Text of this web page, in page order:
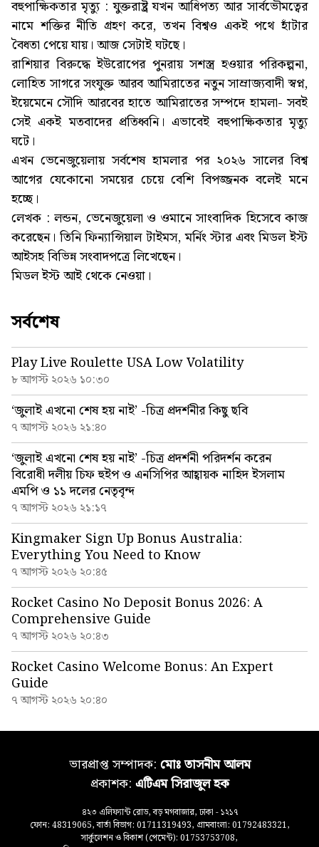
বহুপাক্ষিকতার মৃত্যু : যুক্তরাষ্ট্র যখন আধিপত্য আর সার্বভৌমত্বের
নামে শক্তির নীতি গ্রহণ করে, তখন বিশ্বও একই পথে হাঁটার
বৈধতা পেয়ে যায়। আজ সেটাই ঘটছে।
রাশিয়ার বিরুদ্ধে ইউরোপের পুনরায় সশস্ত্র হওয়ার পরিকল্পনা,
লোহিত সাগরে সংযুক্ত আরব আমিরাতের নতুন সাম্রাজ্যবাদী স্বপ্ন,
ইয়েমেনে সৌদি আরবের হাতে আমিরাতের সম্পদে হামলা- সবই
সেই একই মতবাদের প্রতিধ্বনি। এভাবেই বহুপাক্ষিকতার মৃত্যু
ঘটে।
এখন ভেনেজুয়েলায় সর্বশেষ হামলার পর ২০২৬ সালের বিশ্ব
আগের যেকোনো সময়ের চেয়ে বেশি বিপজ্জনক বলেই মনে
হচ্ছে।
লেখক : লন্ডন, ভেনেজুয়েলা ও ওমানে সাংবাদিক হিসেবে কাজ
করেছেন। তিনি ফিন্যান্সিয়াল টাইমস, মর্নিং স্টার এবং মিডল ইস্ট
আইসহ বিভিন্ন সংবাদপত্রে লিখেছেন।
মিডল ইস্ট আই থেকে নেওয়া।
সর্বশেষ
Play Live Roulette USA Low Volatility
৮ আগস্ট ২০২৬ ১০:৩০
‘জুলাই এখনো শেষ হয় নাই’ -চিত্র প্রদর্শনীর কিছু ছবি
৭ আগস্ট ২০২৬ ২১:৪০
‘জুলাই এখনো শেষ হয় নাই’ -চিত্র প্রদর্শনী পরিদর্শন করেন
বিরোধী দলীয় চিফ হুইপ ও এনসিপির আহ্বায়ক নাহিদ ইসলাম
এমপি ও ১১ দলের নেতৃবৃন্দ
৭ আগস্ট ২০২৬ ২১:১৭
Kingmaker Sign Up Bonus Australia:
Everything You Need to Know
৭ আগস্ট ২০২৬ ২০:৪৫
Rocket Casino No Deposit Bonus 2026: A
Comprehensive Guide
৭ আগস্ট ২০২৬ ২০:৪৩
Rocket Casino Welcome Bonus: An Expert
Guide
৭ আগস্ট ২০২৬ ২০:৪০
ভারপ্রাপ্ত সম্পাদক: মোঃ তাসনীম আলম
প্রকাশক: এটিএম সিরাজুল হক
৪২৩ এলিফ্যান্ট রোড, বড় মগবাজার, ঢাকা - ১২১৭
ফোন: 48319065, বার্তা বিভাগ: 01711319493, গ্রামবাংলা: 01792483321,
সার্কুলেশন ও বিকাশ (পেমেন্ট): 01753753708,